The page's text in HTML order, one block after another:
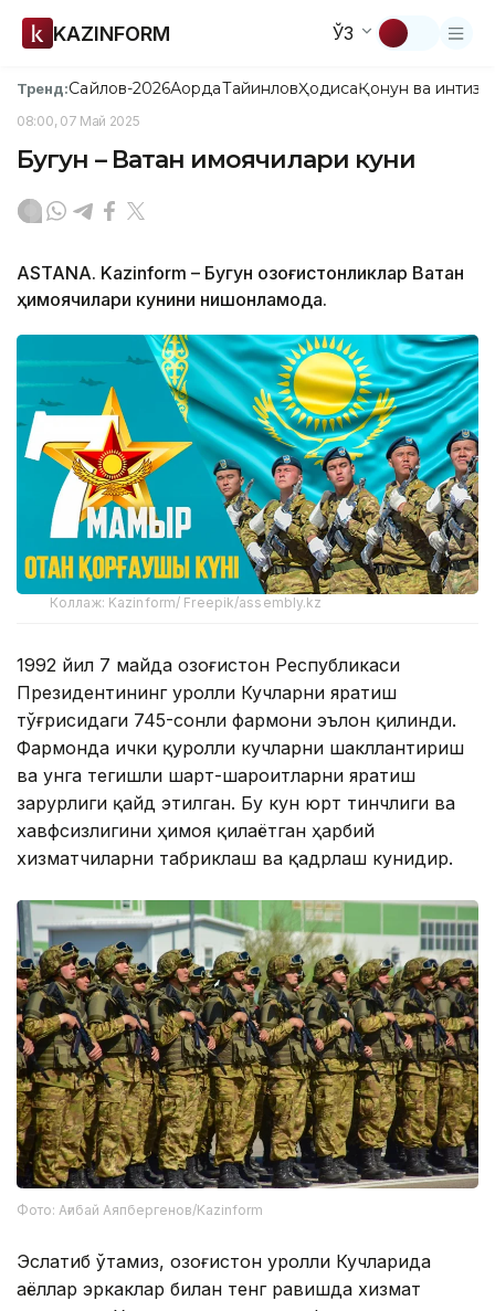
KAZINFORM ЎЗ
Тренд:Сайлов-2026АқордаТайинловҲодисаҚонун ва
08:00, 07 Май 2025
Бугун – Ватан ҳимоячилари куни
ASTANA. Kazinform – Бугун қозоғистонликлар Ватан
ҳимоячилари кунини нишонламоқда.
Коллаж: Kazinform/ Freepik/assembly.kz
1992 йил 7 майда Қозоғистон Республикаси
Президентининг Қуролли Кучларни яратиш
тўғрисидаги 745-сонли фармони эълон қилинди.
Фармонда ички қуролли кучларни шакллантириш
ва унга тегишли шарт-шароитларни яратиш
зарурлиги қайд этилган. Бу кун юрт тинчлиги ва
хавфсизлигини ҳимоя қилаётган ҳарбий
хизматчиларни табриклаш ва қадрлаш кунидир.
Фото: Ағибай Аяпбергенов/Kazinform
Эслатиб ўтамиз, Қозоғистон Қуролли Кучларида
аёллар эркаклар билан тенг равишда хизмат